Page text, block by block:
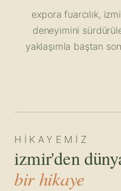
expora fuarcılık,
deneyimini
yaklaşımla baştan
HIKAYEMIZ
izmir'den
bir hikaye